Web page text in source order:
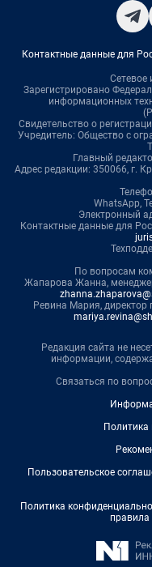
Контактные данные для
Сетевое
Зарегистрировано
информационных
Свидетельство о
Учредитель: Общество с
Главный
Адрес редакции: 350066, г.
WhatsApp,
Электронный
Контактные данные для
По вопросам
Жапарова Жанна,
Ревина Мария,
Редакция сайта не
информации,
Связаться по
Политика
Пользовательское
Политика
правила